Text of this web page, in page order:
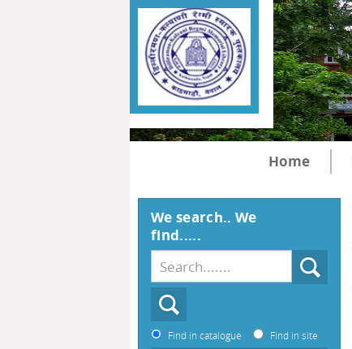
Home
We search.. We
find.....
Find in catalogue Find in site